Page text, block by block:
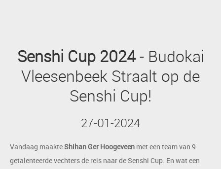
Senshi Cup 2024- Budokai
Vleesenbeek Straalt op de
Senshi Cup!
27-01-2024
Vandaag maakteShihan Ger Hoogeveen met een team van 9
getalenteerde vechters de reis naar de Senshi Cup. En wat een